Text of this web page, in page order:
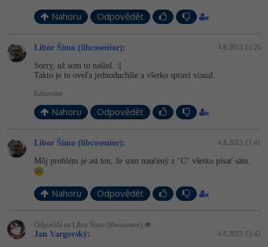
Nahoru Odpovědět
Libor Šimo (libcosenior): 4.8.2013 11:26
Sorry, už som to našiel. :[
Takto je to oveľa jednoduchšie a všetko spraví visual.
Editováno
Nahoru Odpovědět
Libor Šimo (libcosenior): 4.8.2013 11:41
Môj problém je asi ten, že som naučený z "C" všetko písať sám.
Nahoru Odpovědět
Odpovídá na Libor Šimo (libcosenior)
Jan Vargovský: 4.8.2013 13:42